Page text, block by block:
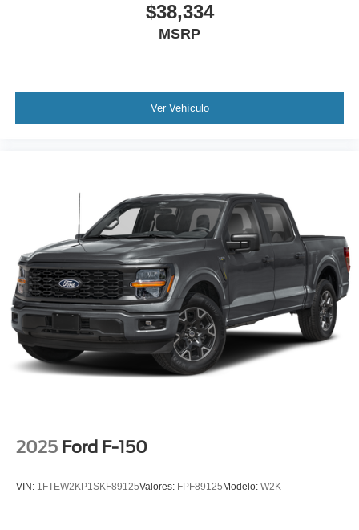
$38,334
MSRP
Ver Vehículo
2025 Ford F-150
VIN: 1FTEW2KP1SKF89125Valores: FPF89125 Modelo: W2K